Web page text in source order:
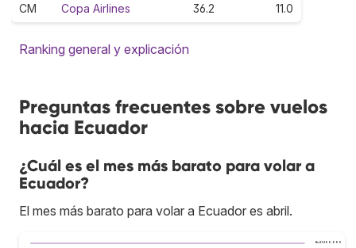
CM Copa Airlines 36.2 11.0
Ranking general y explicación
Preguntas frecuentes sobre vuelos
hacia Ecuador
¿Cuál es el mes más barato para volar a
Ecuador?
El mes más barato para volar a Ecuador es abril.
Bs.S1.200.000